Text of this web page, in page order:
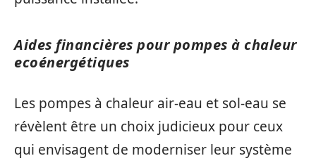
Aides financières pour pompes à chaleur
ecoénergétiques
Les pompes à chaleur air-eau et sol-eau se
révèlent être un choix judicieux pour ceux
qui envisagent de moderniser leur système